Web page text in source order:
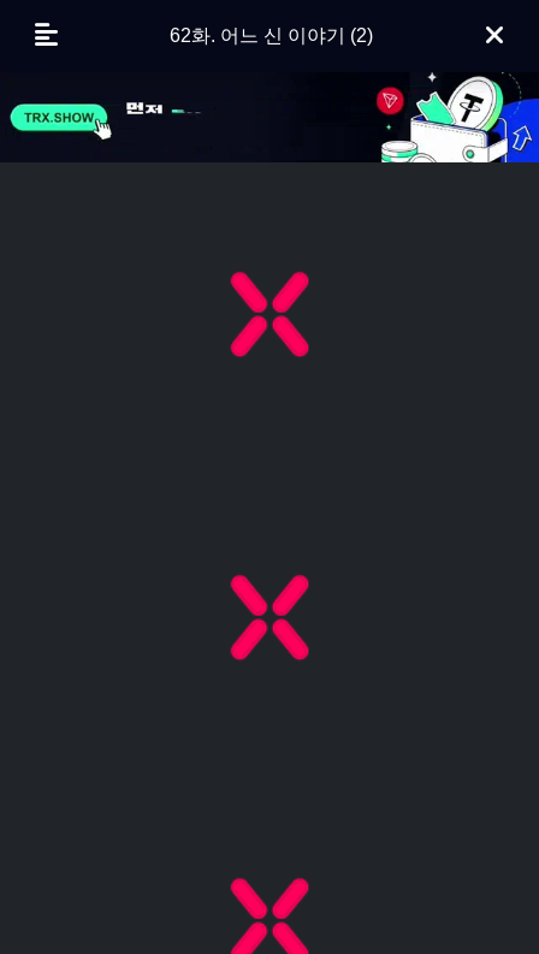
62화. 어느 신 이야기 (2)